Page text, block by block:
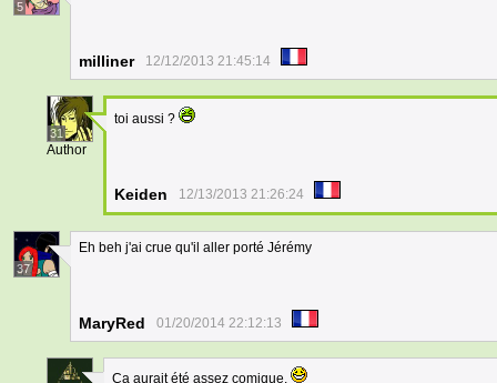
5
milliner 12/12/2013 21:45:14
31
Author
toi aussi ?
Keiden 12/13/2013 21:26:24
37
Eh beh j'ai crue qu'il aller porté Jérémy
MaryRed 01/20/2014 22:12:13
Ca aurait été assez comique.